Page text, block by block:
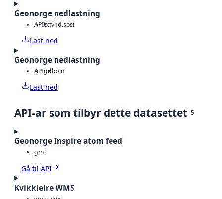
Geonorge nedlastning
APItxtvnd.sosi
Last ned
Geonorge nedlastning
APIgdbbin
Last ned
API-ar som tilbyr dette datasettet 5
Geonorge Inspire atom feed
gml
Gå til API
Kvikkleire WMS